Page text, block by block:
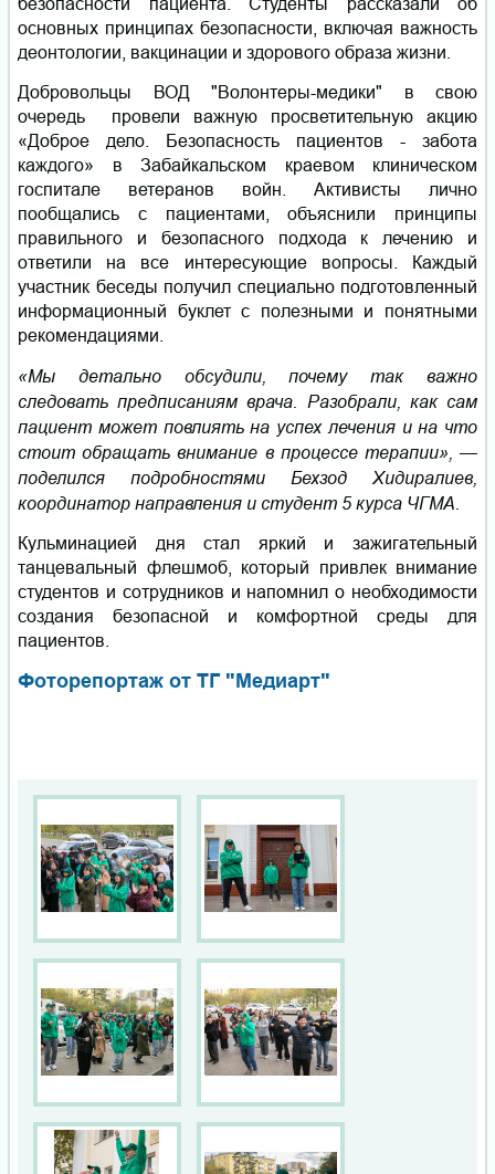
основных принципах безопасности, включая важность
деонтологии, вакцинации и здорового образа жизни.
Добровольцы ВОД "Волонтеры-медики" в свою
очередь провели важную просветительную акцию
«Доброе дело. Безопасность пациентов - забота
каждого» в Забайкальском краевом клиническом
госпитале ветеранов войн. Активисты лично
пообщались с пациентами, объяснили принципы
правильного и безопасного подхода к лечению и
ответили на все интересующие вопросы. Каждый
участник беседы получил специально подготовленный
информационный буклет с полезными и понятными
рекомендациями.
«Мы детально обсудили, почему так важно
следовать предписаниям врача. Разобрали, как сам
пациент может повлиять на успех лечения и на что
стоит обращать внимание в процессе терапии», —
поделился подробностями Бехзод Хидиралиев,
координатор направления и студент 5 курса ЧГМА.
Кульминацией дня стал яркий и зажигательный
танцевальный флешмоб, который привлек внимание
студентов и сотрудников и напомнил о необходимости
создания безопасной и комфортной среды для
пациентов.
Фоторепортаж от ТГ "Медиарт"